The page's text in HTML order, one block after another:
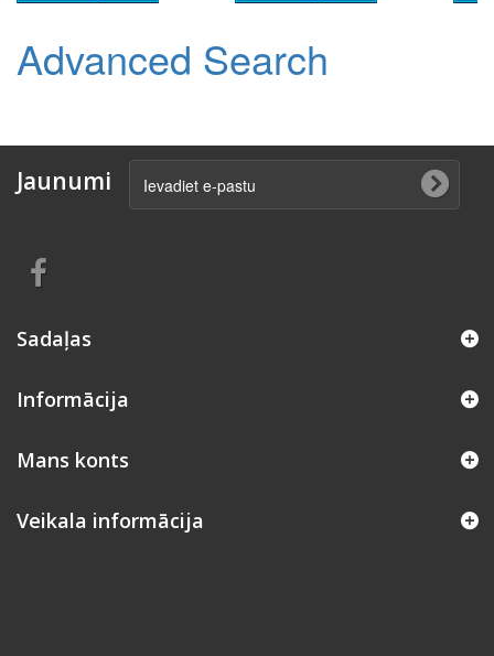
Advanced Search
Jaunumi
Sadaļas
Informācija
Mans konts
Veikala informācija